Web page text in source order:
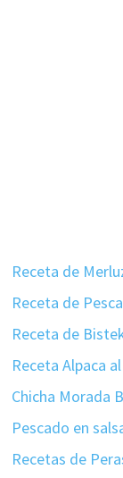
Receta de
Receta de
Receta de
Receta Alpaca
Chicha Morada
Pescado en
Recetas de